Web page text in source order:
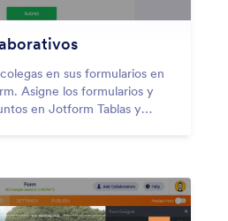
en sus formularios en
Asigne los formularios y
en Jotform Tablas y